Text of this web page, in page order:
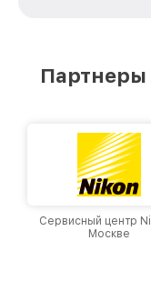
лучшим
Сервисный центр
Москве